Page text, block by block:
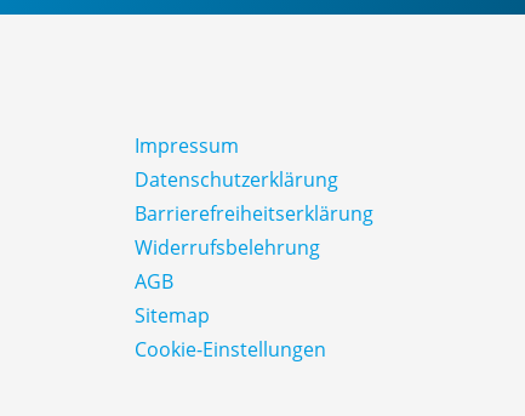
Impressum
Datenschutz­erklärung
Barrierefreiheitserklärung
Widerrufsbelehrung
AGB
Sitemap
Cookie-Einstellungen